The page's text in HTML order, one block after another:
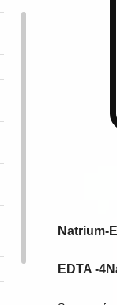
Natrium-
EDTA -